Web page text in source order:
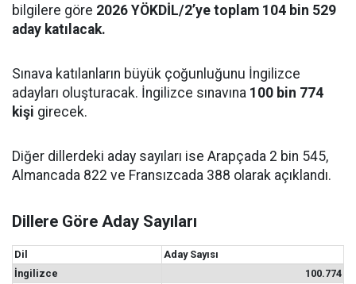
bilgilere göre 2026 YÖKDİL/2’ye toplam 104 bin 529
aday katılacak.
Sınava katılanların büyük çoğunluğunu İngilizce
adayları oluşturacak. İngilizce sınavına 100 bin 774
kişi girecek.
Diğer dillerdeki aday sayıları ise Arapçada 2 bin 545,
Almancada 822 ve Fransızcada 388 olarak açıklandı.
Dillere Göre Aday Sayıları
Dil
Aday Sayısı
İngilizce
100.774